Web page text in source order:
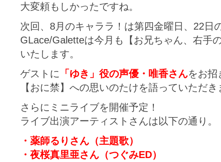
大変頼もしかったですね。
次回、8月のキャララ！は第四金曜日、22日
GLace/Galetteは今月も【お兄ちゃん、右手
いたします。
ゲストに 「ゆき」役の声優・唯香さんをお招
【おに禁】への思いのたけを語っていただき
さらにミニライブを開催予定！
ライブ出演アーティストさんは以下の通り。
・薬師るりさん（主題歌）
・夜桜真里亜さん（つぐみED）